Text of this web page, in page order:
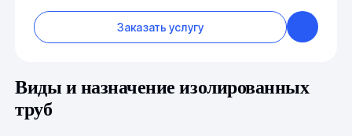
Заказать услугу
Виды и назначение изолированных
труб